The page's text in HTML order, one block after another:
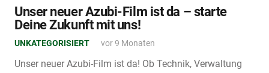
Unser neuer Azubi-Film ist da – starte
Deine Zukunft mit uns!
UNKATEGORISIERT vor 9 Monaten
Unser neuer Azubi-Film ist da! Ob Technik, Verwaltung